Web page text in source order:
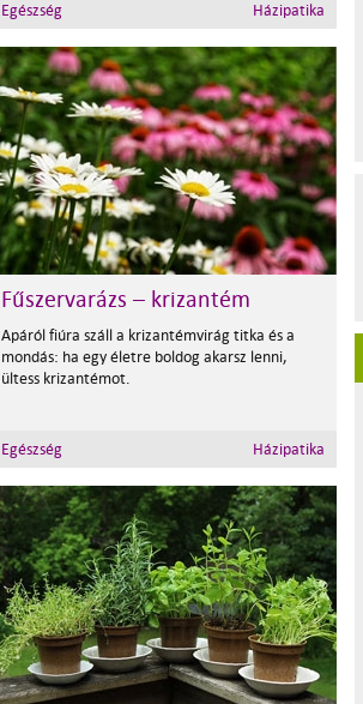
Egészség
Házipatika
Fűszervarázs – krizantém
Apáról fiúra száll a krizantémvirág titka és a
mondás: ha egy életre boldog akarsz lenni,
ültess krizantémot.
Egészség Házipatika